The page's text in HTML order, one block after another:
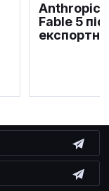
Anthropic
Fable 5